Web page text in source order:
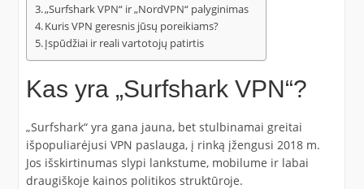
„Surfshark VPN“ ir „NordVPN“ palyginimas
Kuris VPN geresnis jūsų poreikiams?
Įspūdžiai ir reali vartotojų patirtis
Kas yra „Surfshark VPN“?
„Surfshark“ yra gana jauna, bet stulbinamai greitai
išpopuliarėjusi VPN paslauga, į rinką įžengusi 2018 m.
Jos išskirtinumas slypi lankstume, mobilume ir labai
draugiškoje kainos politikos struktūroje.